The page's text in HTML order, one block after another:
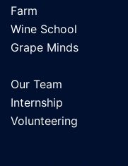
Farm
Wine School
Grape Minds
Our Team
Internship
Volunteering